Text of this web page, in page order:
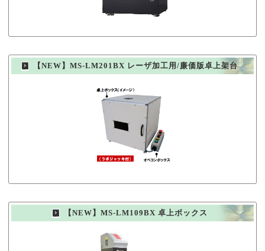
【NEW】MS-LM201BX レーザ加工用/廉価版卓上架台
【NEW】MS-LM109BX 卓上ボックス